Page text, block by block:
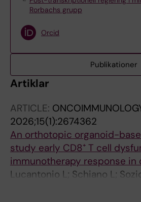
Rorbachs grupp
Orcid
Publikationer
Artiklar
ARTICLE:
2026;15(1):2674362
An orthotopic organoid-
study early CD8⁺ T cell
immunotherapy response in
Lucantonio L; Schiano L;
Peruzzi G; Molfetta R;